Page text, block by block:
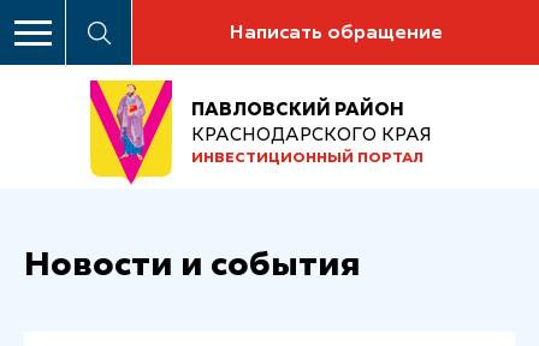
Написать обращение
ПАВЛОВСКИЙ РАЙОН
КРАСНОДАРСКОГО КРАЯ
ИНВЕСТИЦИОННЫЙ ПОРТАЛ
Новости и события